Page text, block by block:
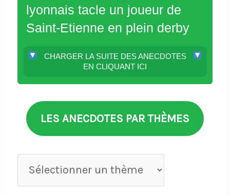
lyonnais tacle un joueur de
Saint-Etienne en plein derby
CHARGER LA SUITE DES ANECDOTES
EN CLIQUANT ICI
LES ANECDOTES PAR THÈMES
Anecdotes
par